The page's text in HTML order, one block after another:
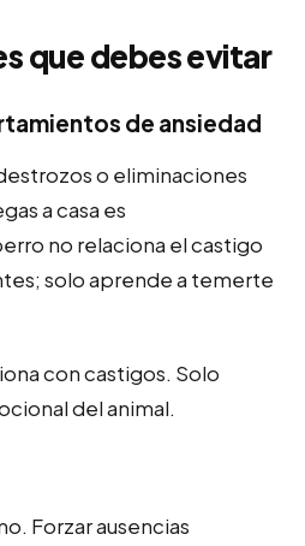
que debes evitar
de ansiedad
o eliminaciones
a casa es
no relaciona el castigo
solo aprende a temerte
con castigos. Solo
del animal.
Forzar ausencias